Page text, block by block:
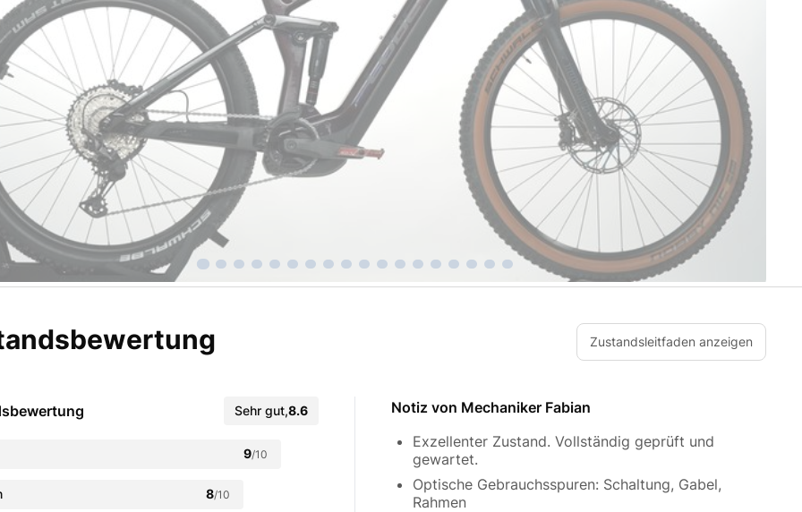
Zustandsleitfaden anzeigen
Sehr gut,8.6
9/10
8/10
Notiz von Mechaniker Fabian
Exzellenter Zustand. Vollständig geprüft und
gewartet.
Optische Gebrauchsspuren: Schaltung, Gabel,
Rahmen